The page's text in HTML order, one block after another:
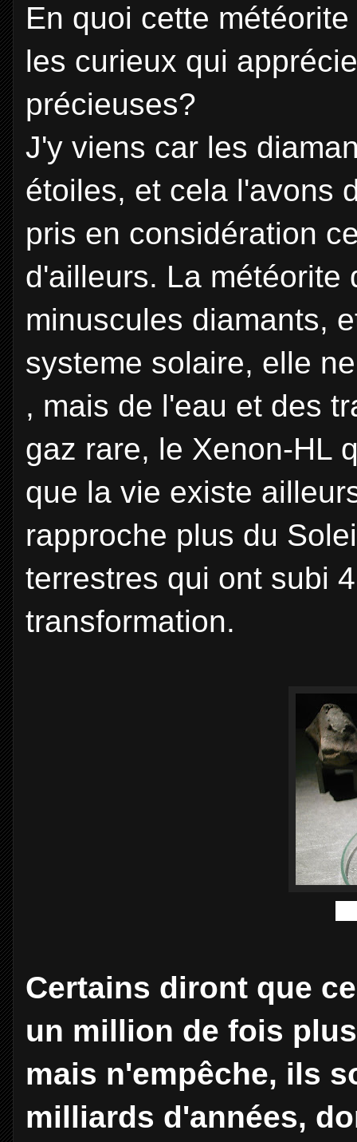
En quoi cette
les curieux qui
précieuses?
J'y viens car les
étoiles, et cela l'avons
pris en considération
d'ailleurs. La météorite
minuscules diamants,
systeme solaire, elle
, mais de l'eau et des
gaz rare, le Xenon-HL
que la vie existe
rapproche plus du
terrestres qui ont subi
transformation.
Certains diront que
un million de fois
mais n'empêche, ils
milliards d'années,